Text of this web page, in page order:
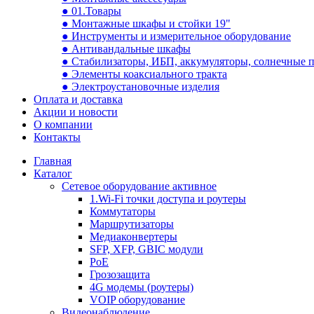
● 01.Товары
● Монтажные шкафы и стойки 19"
● Инструменты и измерительное оборудование
● Антивандальные шкафы
● Стабилизаторы, ИБП, аккумуляторы, солнечные
● Элементы коаксиального тракта
● Электроустановочные изделия
Оплата и доставка
Акции и новости
О компании
Контакты
Главная
Каталог
Сетевое оборудование активное
1.Wi-Fi точки доступа и роутеры
Коммутаторы
Маршрутизаторы
Медиаконвертеры
SFP, XFP, GBIC модули
PoE
Грозозащита
4G модемы (роутеры)
VOIP оборудование